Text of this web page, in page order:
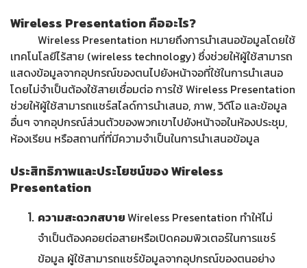
Wireless Presentation คืออะไร?
Wireless Presentation หมายถึงการนำเสนอข้อมูลโดยใช้
เทคโนโลยีไร้สาย (wireless technology) ซึ่งช่วยให้ผู้ใช้สามารถ
แสดงข้อมูลจากอุปกรณ์ของตนไปยังหน้าจอที่ใช้ในการนำเสนอ
โดยไม่จำเป็นต้องใช้สายเชื่อมต่อ การใช้ Wireless Presentation
ช่วยให้ผู้ใช้สามารถแชร์สไลด์การนำเสนอ, ภาพ, วิดีโอ และข้อมูล
อื่นๆ จากอุปกรณ์ส่วนตัวของพวกเขาไปยังหน้าจอในห้องประชุม,
ห้องเรียน หรือสถานที่ที่มีความจำเป็นในการนำเสนอข้อมูล
ประสิทธิภาพและประโยชน์ของ Wireless
Presentation
ความสะดวกสบายWireless Presentation ทำให้ไม่
จำเป็นต้องคอยต่อสายหรือเปิดคอมพิวเตอร์ในการแชร์
ข้อมูล ผู้ใช้สามารถแชร์ข้อมูลจากอุปกรณ์ของตนอย่าง